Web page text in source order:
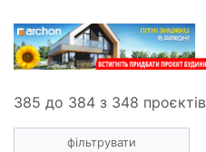
385 до 384 з 348 проєктів
фільтрувати